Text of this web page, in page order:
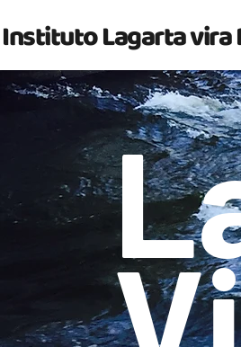
Instituto Lagarta vira